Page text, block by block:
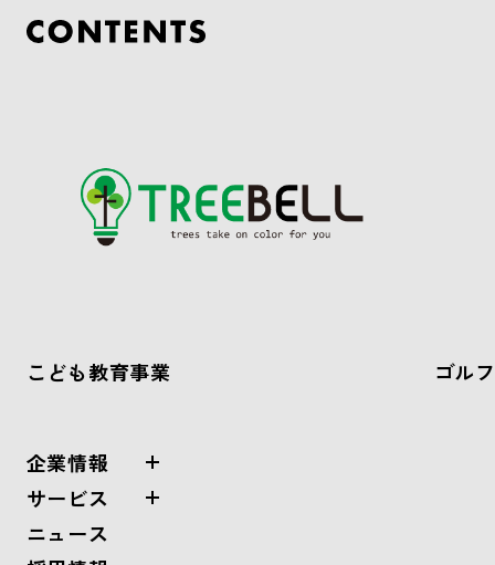
こども教育事業 ゴル
企業情報
サービス
ニュース